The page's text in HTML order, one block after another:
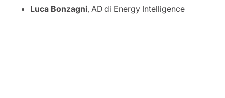
Luca Bonzagni, AD di Energy Intelligence